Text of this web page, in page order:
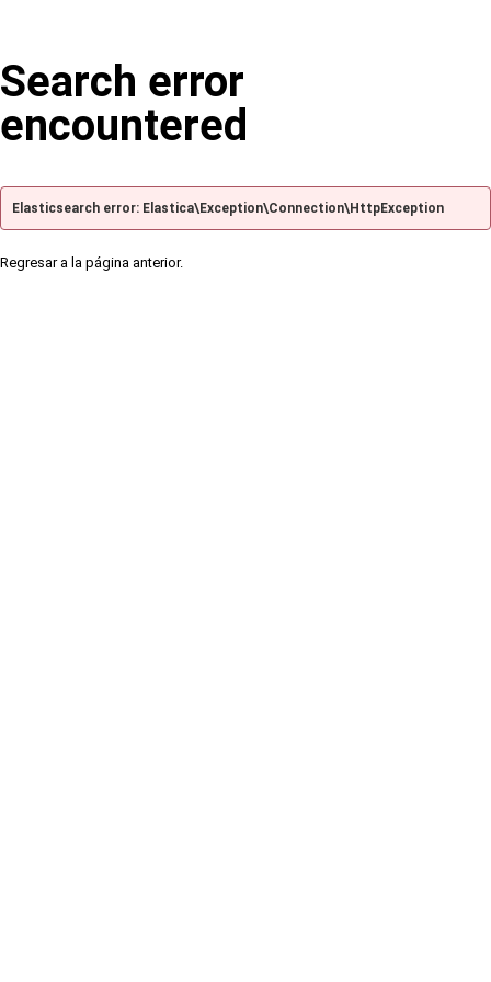
Search error
encountered
Elasticsearch error: Elastica\Exception\Connection\HttpException
Regresar a la página anterior.